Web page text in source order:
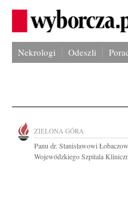
Nekrologi Odeszli
ZIELONA GÓRA
Panu dr. Stanisławowi
Wojewódzkiego Szpitala